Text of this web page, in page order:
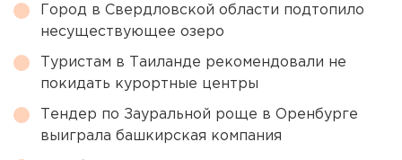
Город в Свердловской области подтопило
несуществующее озеро
Туристам в Таиланде рекомендовали не
покидать курортные центры
Тендер по Зауральной роще в Оренбурге
выиграла башкирская компания